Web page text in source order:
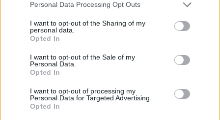
Personal Data Processing Opt Outs
I want to opt-out of the Sharing of my
personal data.
Opted In
I want to opt-out of the Sale of my
Personal Data.
Opted In
I want to opt-out of processing my
Personal Data for Targeted Advertising.
Opted In
11/05/2017
H Sony είναι γνωστό ότι τους τελευταίους μήνες έχει
δώσει αρκετή βαρύτητα στην ανάπτυξη και στην επιτυχία